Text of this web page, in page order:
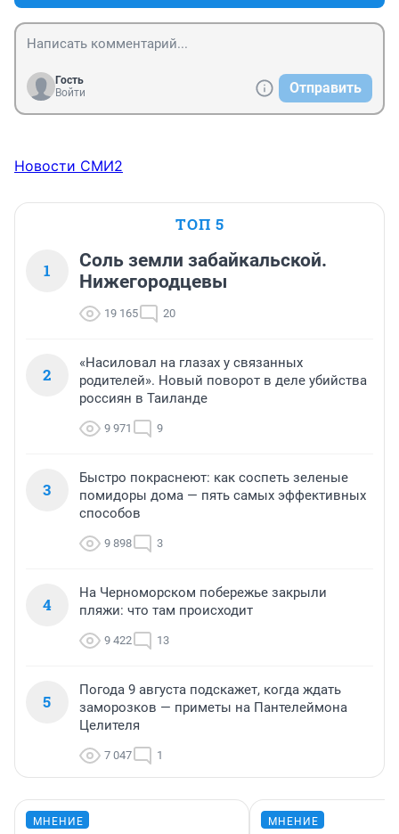
Гость
Войти
Отправить
Новости СМИ2
ТОП 5
1
Соль земли забайкальской.
Нижегородцевы
19 165 20
2
«Насиловал на глазах у связанных
родителей». Новый поворот в деле убийства
россиян в Таиланде
9 971 9
3
Быстро покраснеют: как соспеть зеленые
помидоры дома — пять самых эффективных
способов
9 898 3
4
На Черноморском побережье закрыли
пляжи: что там происходит
9 422 13
5
Погода 9 августа подскажет, когда ждать
заморозков — приметы на Пантелеймона
Целителя
7 047 1
МНЕНИЕ МНЕНИЕ